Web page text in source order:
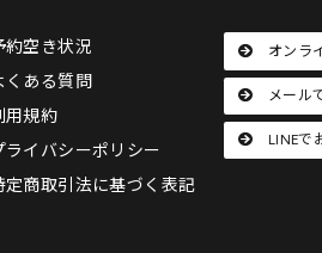
約空き状況
くある質問
用規約
ライバシーポリシー
定商取引法に基づく表記
オンラ
メール
LINEで